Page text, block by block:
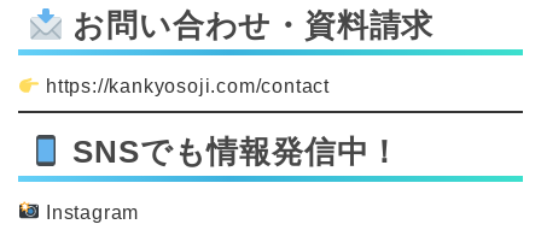
お問い合わせ・資料請求
https://kankyosoji.com/contact
SNSでも情報発信中！
Instagram